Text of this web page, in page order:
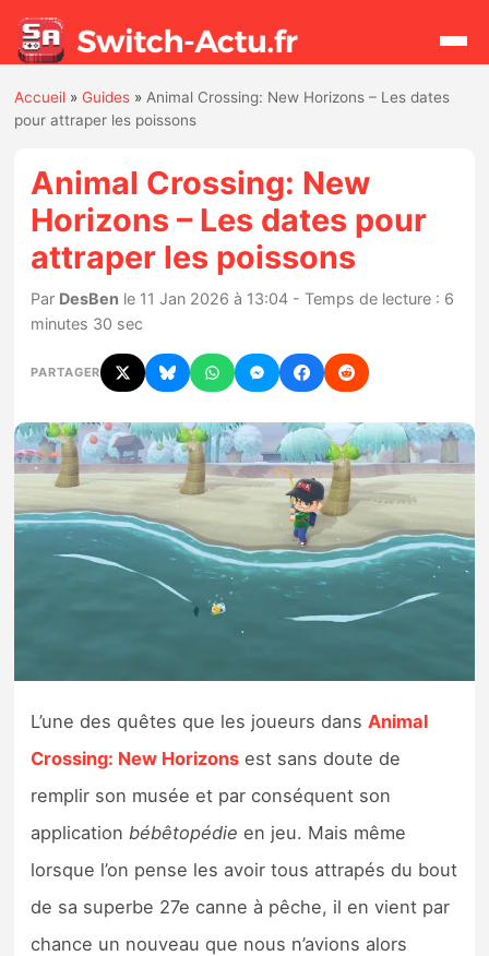
Actualités
Jeux
Hardware
Mises à jour
Chiffres de ventes
Rumeurs
Nintendo Direct
Tests et previews
Tests d’accessoires
Autres tests
Précommandes
Précommandes jeux Switch 2
Accueil »Guides »Animal Crossing: New Horizons – Les dates
pour attraper les poissons
Animal Crossing: New
Horizons – Les dates pour
attraper les poissons
Par DesBen le 11 Jan 2026 à 13:04 - Temps de lecture : 6
minutes 30 sec
PARTAGER
L’une des quêtes que les joueurs dans Animal
Crossing: New Horizons est sans doute de
remplir son musée et par conséquent son
application bébêtopédie en jeu. Mais même
lorsque l’on pense les avoir tous attrapés du bout
de sa superbe 27e canne à pêche, il en vient par
chance un nouveau que nous n’avions alors